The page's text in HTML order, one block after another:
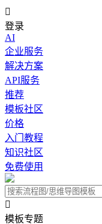

登录
AI
企业服务
解决方案
API服务
推荐
模板社区
价格
入门教程
知识社区
免费使用

模板专题